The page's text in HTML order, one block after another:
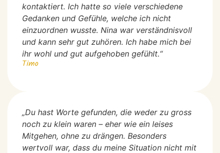
kontaktiert. Ich hatte so viele verschiedene
Gedanken und Gefühle, welche ich nicht
einzuordnen wusste. Nina war verständnisvoll
und kann sehr gut zuhören. Ich habe mich bei
ihr wohl und gut aufgehoben gefühlt.“
Timo
„Du hast Worte gefunden, die weder zu gross
noch zu klein waren – eher wie ein leises
Mitgehen, ohne zu drängen. Besonders
wertvoll war, dass du meine Situation nicht mit